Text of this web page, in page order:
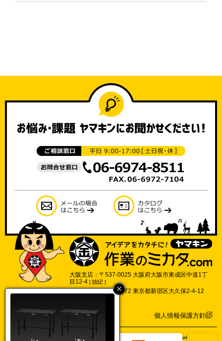
大阪支店：〒537-0025 大阪府大阪市東成区中道1丁
目12-4 [ MAP]
東京支店：〒169-0072 東京都新宿区大久保2-4-12
個人情報保護方針
©2017 Yamakin Co.,Ltd.